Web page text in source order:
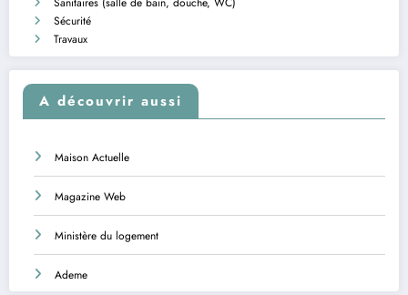
Sécurité
Travaux
A découvrir aussi
Maison Actuelle
Magazine Web
Ministère du logement
Ademe